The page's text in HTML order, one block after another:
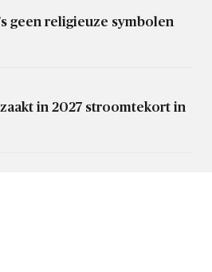
geen religieuze symbolen
in 2027 stroomtekort in